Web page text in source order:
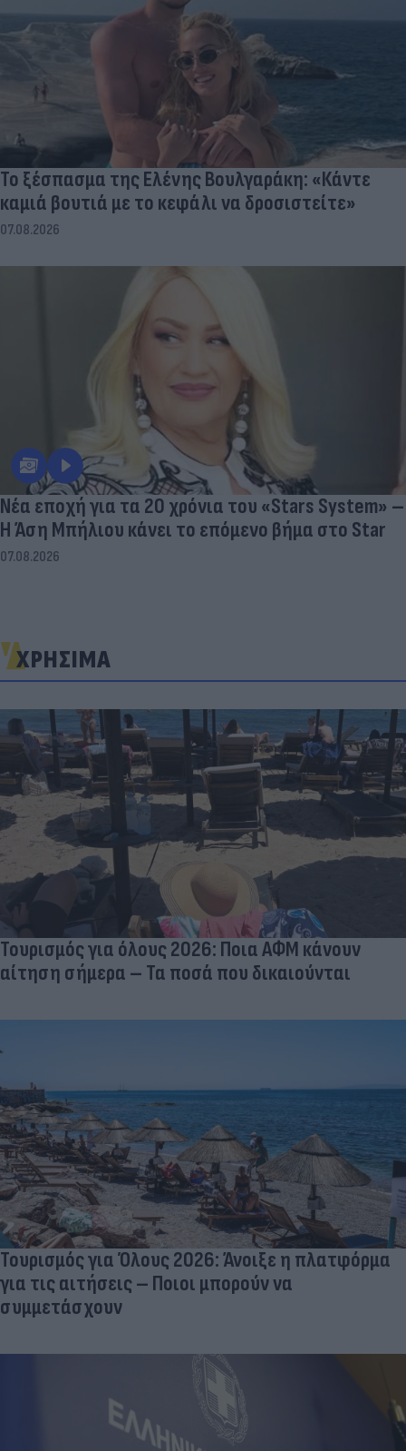
Το ξέσπασμα της Ελένης Βουλγαράκη: «Κάντε
καμιά βουτιά με το κεφάλι να δροσιστείτε»
07.08.2026
Νέα εποχή για τα 20 χρόνια του «Stars System» –
Η Άση Μπήλιου κάνει το επόμενο βήμα στο Star
07.08.2026
ΧΡΗΣΙΜΑ
Τουρισμός για όλους 2026: Ποια ΑΦΜ κάνουν
αίτηση σήμερα – Τα ποσά που δικαιούνται
Τουρισμός για Όλους 2026: Άνοιξε η πλατφόρμα
για τις αιτήσεις – Ποιοι μπορούν να
συμμετάσχουν